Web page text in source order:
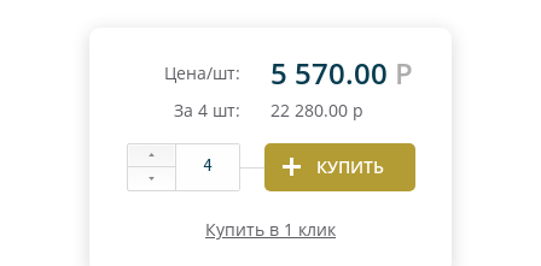
Цена/шт: 5 570.00 Р
За 4 шт: 22 280.00 р
КУПИТЬ
Купить в 1 клик